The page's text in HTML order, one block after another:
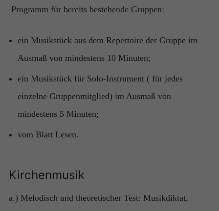
Programm für bereits bestehende Gruppen:
ein Musikstück aus dem Repertoire der Gruppe im
Ausmaß von mindestens 10 Minuten;
ein Musikstück für Solo-Instrument ( für jedes
einzelne Gruppenmitglied) im Ausmaß von
mindestens 5 Minuten;
vom Blatt Lesen.
Kirchenmusik
a.) Melodisch und theoretischer Test: Musikdiktat,
Website
verbessern
basierend auf
der Nutzung
der Website.
Damit
Wenn Sie